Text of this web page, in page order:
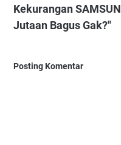
Kekurangan
Jutaan Bagus Gak?"
Posting Komentar